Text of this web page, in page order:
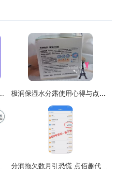
造高效支付生态的智能工具 极润保湿水分露使用心得与点佰趣分润系统体验
带您一招解锁 分润拖欠数月引恐慌 点佰趣代理商控诉疑似陷“跑路”困局